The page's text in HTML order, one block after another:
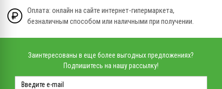
Оплата: онлайн на сайте интернет-гипермаркета,
безналичным способом или наличными при получении.
Заинтересованы в еще более выгодных предложениях?
Подпишитесь на нашу рассылку!